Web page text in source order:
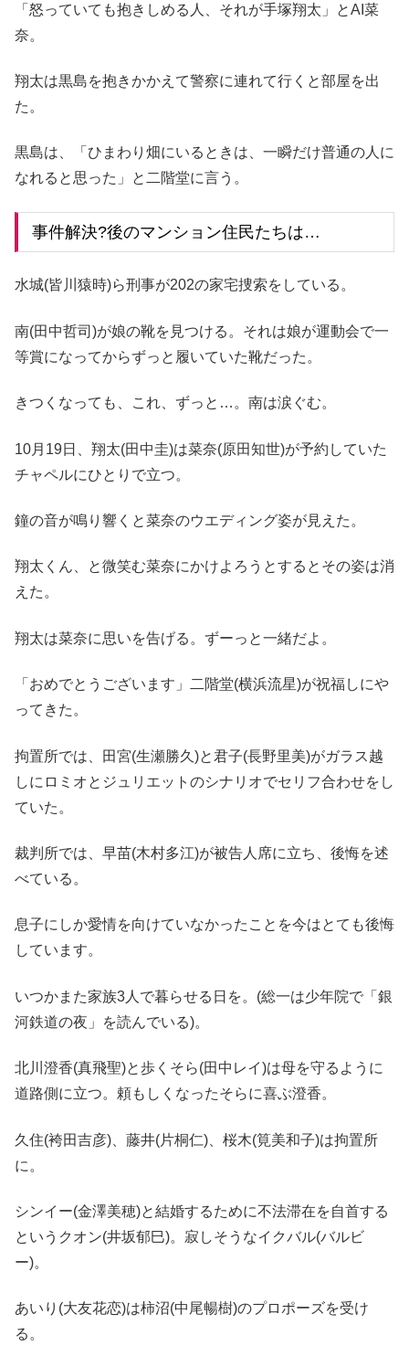
「怒っていても抱きしめる人、それが手塚翔太」とAI菜
奈。
翔太は黒島を抱きかかえて警察に連れて行くと部屋を出
た。
黒島は、「ひまわり畑にいるときは、一瞬だけ普通の人に
なれると思った」と二階堂に言う。
事件解決?後のマンション住民たちは…
水城(皆川猿時)ら刑事が202の家宅捜索をしている。
南(田中哲司)が娘の靴を見つける。それは娘が運動会で一
等賞になってからずっと履いていた靴だった。
きつくなっても、これ、ずっと…。南は涙ぐむ。
10月19日、翔太(田中圭)は菜奈(原田知世)が予約していた
チャペルにひとりで立つ。
鐘の音が鳴り響くと菜奈のウエディング姿が見えた。
翔太くん、と微笑む菜奈にかけよろうとするとその姿は消
えた。
翔太は菜奈に思いを告げる。ずーっと一緒だよ。
「おめでとうございます」二階堂(横浜流星)が祝福しにや
ってきた。
拘置所では、田宮(生瀬勝久)と君子(長野里美)がガラス越
しにロミオとジュリエットのシナリオでセリフ合わせをし
ていた。
裁判所では、早苗(木村多江)が被告人席に立ち、後悔を述
べている。
息子にしか愛情を向けていなかったことを今はとても後悔
しています。
いつかまた家族3人で暮らせる日を。(総一は少年院で「銀
河鉄道の夜」を読んでいる)。
北川澄香(真飛聖)と歩くそら(田中レイ)は母を守るように
道路側に立つ。頼もしくなったそらに喜ぶ澄香。
久住(袴田吉彦)、藤井(片桐仁)、桜木(筧美和子)は拘置所
に。
シンイー(金澤美穂)と結婚するために不法滞在を自首する
というクオン(井坂郁巳)。寂しそうなイクバル(バルビ
ー)。
あいり(大友花恋)は柿沼(中尾暢樹)のプロポーズを受け
る。